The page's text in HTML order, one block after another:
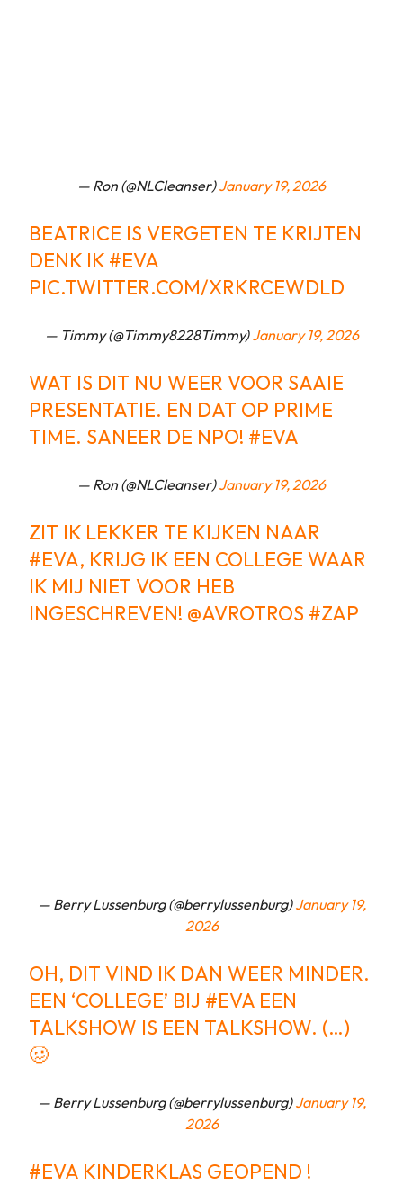
— Ron (@NLCleanser)January 19, 2026
BEATRICE IS VERGETEN TE KRIJTEN
DENK IK #EVA
PIC.TWITTER.COM/XRKRCEWDLD
— Timmy (@Timmy8228Timmy)January 19, 2026
WAT IS DIT NU WEER VOOR SAAIE
PRESENTATIE. EN DAT OP PRIME
TIME. SANEER DE NPO! #EVA
— Ron (@NLCleanser)January 19, 2026
ZIT IK LEKKER TE KIJKEN NAAR
#EVA, KRIJG IK EEN COLLEGE WAAR
IK MIJ NIET VOOR HEB
INGESCHREVEN! @AVROTROS #ZAP
— Berry Lussenburg (@berrylussenburg)January 19,
2026
OH, DIT VIND IK DAN WEER MINDER.
EEN ‘COLLEGE’ BIJ #EVA EEN
TALKSHOW IS EEN TALKSHOW. (…)
🥴
— Berry Lussenburg (@berrylussenburg)January 19,
2026
#EVA KINDERKLAS GEOPEND !